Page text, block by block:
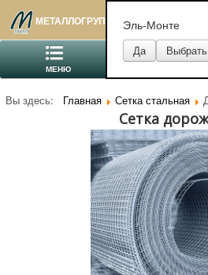
МЕТАЛЛОГРУПП
МЕНЮ
Вы здесь: Главная Сетка стальная
Сетка
Эль-Монте